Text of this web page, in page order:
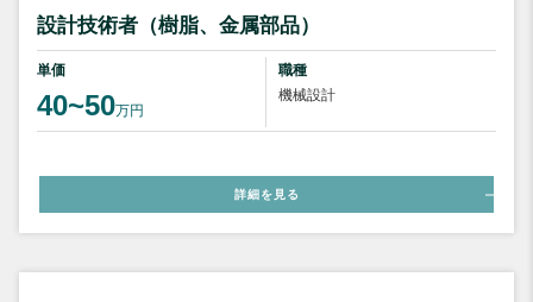
設計技術者（樹脂、金属部品）
単価
40~50万円
職種
機械設計
詳細を見る